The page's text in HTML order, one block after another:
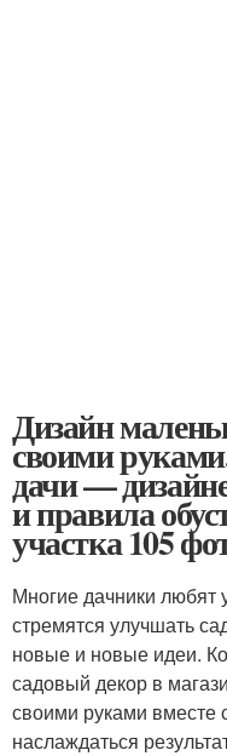
Дизайн
своими
дачи —
и правила
участка 105
Многие дачники любят
стремятся улучшать
новые и новые идеи.
садовый декор в
своими руками вместе
наслаждаться